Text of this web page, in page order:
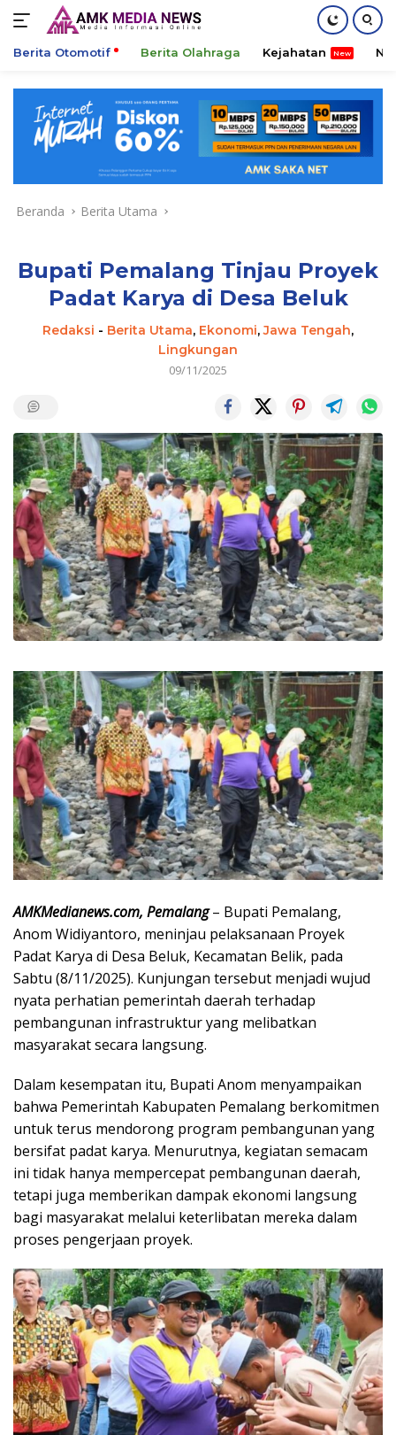
konten
Berita Otomotif Berita Olahraga Kejahatan
Beranda Berita Utama
Bupati Pemalang Tinjau Proyek
Padat Karya di Desa Beluk
Redaksi - Berita Utama, Ekonomi,Jawa Tengah,
Lingkungan
09/11/2025
AMKMedianews.com, Pemalang– Bupati Pemalang,
Anom Widiyantoro, meninjau pelaksanaan Proyek
Padat Karya di Desa Beluk, Kecamatan Belik, pada
Sabtu (8/11/2025). Kunjungan tersebut menjadi wujud
nyata perhatian pemerintah daerah terhadap
pembangunan infrastruktur yang melibatkan
masyarakat secara langsung.
Dalam kesempatan itu, Bupati Anom menyampaikan
bahwa Pemerintah Kabupaten Pemalang berkomitmen
untuk terus mendorong program pembangunan yang
bersifat padat karya. Menurutnya, kegiatan semacam
ini tidak hanya mempercepat pembangunan daerah,
tetapi juga memberikan dampak ekonomi langsung
bagi masyarakat melalui keterlibatan mereka dalam
proses pengerjaan proyek.